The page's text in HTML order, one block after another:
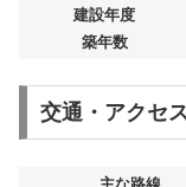
建設年度
築年数
交通・アクセ